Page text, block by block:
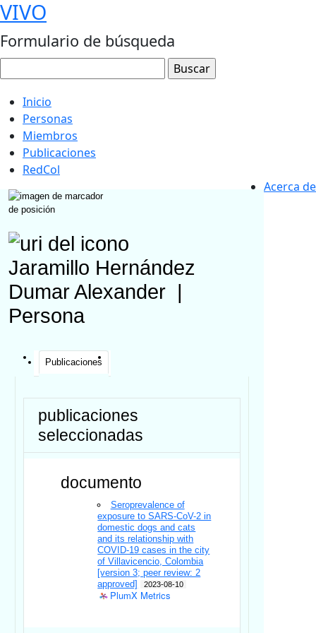
VIVO
Formulario de búsqueda
Inicio
Personas
Miembros
Publicaciones
RedCol
Acerca de
Jaramillo Hernández
Dumar Alexander
Persona
Publicaciones
publicaciones
seleccionadas
documento
Seroprevalence of
exposure to SARS-CoV-2 in
domestic dogs and cats
and its relationship with
COVID-19 cases in the city
of Villavicencio, Colombia
[version 3; peer review: 2
approved]
2023-08-10
PlumX Metrics